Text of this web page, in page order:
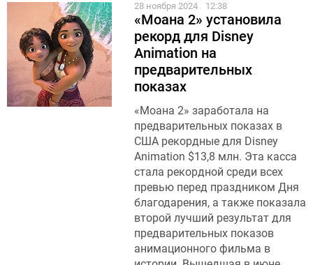
28 ноября 2024 12:38
«Моана 2» установила
рекорд для Disney
Animation на
предварительных
показах
«Моана 2» заработала на
предварительных показах в
США рекордные для Disney
Animation $13,8 млн. Эта касса
стала рекордной среди всех
превью перед праздником Дня
благодарения, а также показала
второй лучший результат для
предварительных показов
анимационного фильма в